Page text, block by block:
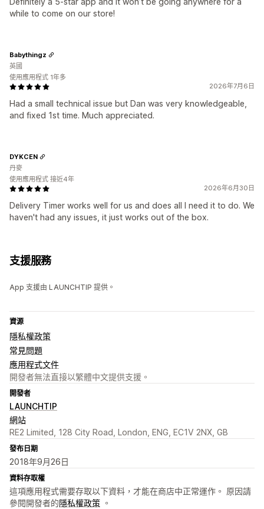
while to come on our store!
2026年7月6日
Had a small technical issue but Dan was very knowledgeable,
and fixed 1st time. Much appreciated.
Babythingz
英國
使用應用程式 1年多
2026年6月30日
Delivery Timer works well for us and does all I need it to do. We
haven't had any issues, it just works out of the box.
DYKCEN
丹麥
使用應用程式 接近4年
支援服務
App 支援由 LAUNCHTIP 提供。
資源
隱私權政策
常見問題
應用程式文件
開發者無法直接以繁體中文提供支援。
開發者
LAUNCHTIP
網站
RE2 Limited, 128 City Road, London, ENG, EC1V 2NX, GB
發布日期
2018年9月26日
資料存取權
這項應用程式需要存取以下資料，才能在商店中正常運作。 原因請
參閱開發者的隱私權政策 。